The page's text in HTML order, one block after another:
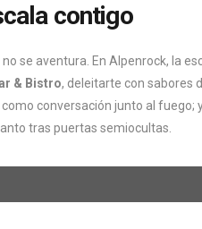
contigo
se aventura. En Alpenrock, la
& Bistro, deleitarte con sabores
conversación junto al fuego;
tras puertas semiocultas.